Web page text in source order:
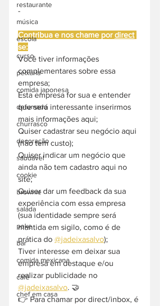
restaurante
música
escola
curso
peixaria
comida japonesa
defumado
churrasco
decoração
saudavel
cookie
brownie
salada
poke
bar
comida mexicana
café
chef em casa
-
Contribua e nos chame por direct
se:
Você tiver informações
complementares sobre essa
empresa;
Esta empresa for sua e entender
que será interessante inserirmos
mais informações aqui;
Quiser cadastrar seu negócio aqui
(não tem custo);
Quiser indicar um negócio que
ainda não tem cadastro aqui no
site;
Quiser dar um feedback da sua
experiência com essa empresa
(sua identidade sempre será
mantida em sigilo, como é de
prática do @jadeixasalvo);
Tiver interesse em deixar sua
empresa em destaque e/ou
realizar publicidade no
@jadeixasalvo. 🤝
👉 Para chamar por direct/inbox, é